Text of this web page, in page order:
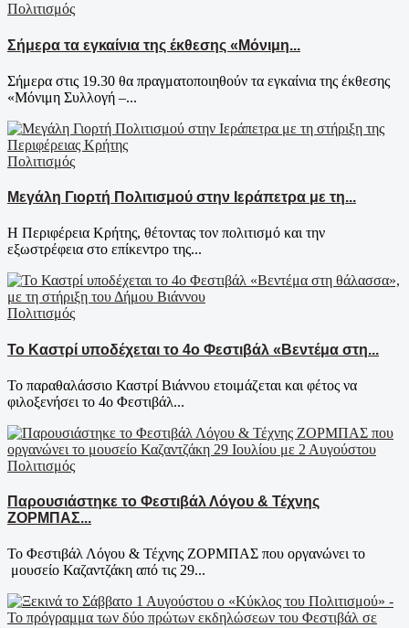
Πολιτισμός
Σήμερα τα εγκαίνια της έκθεσης «Μόνιμη...
Σήμερα στις 19.30 θα πραγματοποιηθούν τα εγκαίνια της έκθεσης
«Μόνιμη Συλλογή –...
Πολιτισμός
Μεγάλη Γιορτή Πολιτισμού στην Ιεράπετρα με τη...
Η Περιφέρεια Κρήτης, θέτοντας τον πολιτισμό και την
εξωστρέφεια στο επίκεντρο της...
Πολιτισμός
Το Καστρί υποδέχεται το 4ο Φεστιβάλ «Βεντέμα στη...
Το παραθαλάσσιο Καστρί Βιάννου ετοιμάζεται και φέτος να
φιλοξενήσει το 4ο Φεστιβάλ...
Πολιτισμός
Παρουσιάστηκε το Φεστιβάλ Λόγου & Τέχνης
ΖΟΡΜΠΑΣ...
To Φεστιβάλ Λόγου & Τέχνης ΖΟΡΜΠΑΣ που οργανώνει το
μουσείο Καζαντζάκη από τις 29...